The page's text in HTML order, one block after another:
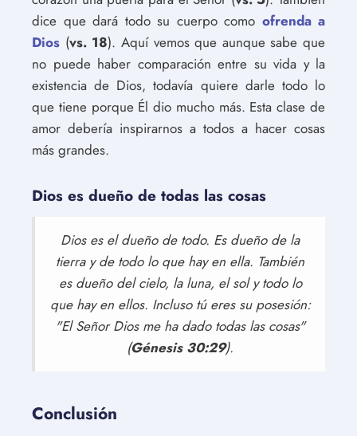
dice que dará todo su cuerpo como ofrenda a
Dios (vs. 18). Aquí vemos que aunque sabe que
no puede haber comparación entre su vida y la
existencia de Dios, todavía quiere darle todo lo
que tiene porque Él dio mucho más. Esta clase de
amor debería inspirarnos a todos a hacer cosas
más grandes.
Dios es dueño de todas las cosas
Dios es el dueño de todo. Es dueño de la
tierra y de todo lo que hay en ella. También
es dueño del cielo, la luna, el sol y todo lo
que hay en ellos. Incluso tú eres su posesión:
"El Señor Dios me ha dado todas las cosas"
(Génesis 30:29).
Conclusión